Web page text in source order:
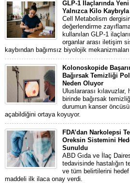
GLP-1 İlaçlarında
Yalnızca Kilo Kaybıyla
Cell Metabolism
değerlendirme
kullanılan GLP-1
organlar arası iletişim
kaybından bağımsız biyolojik
Kolonoskopide
Bağırsak Temizliği
Neden Oluyor
Uluslararası
birinde bağırsak
durumun kanser
açabildiğini ortaya koyuyor.
FDA’dan Narkolepsi
Oreksin Sistemini
Sunuldu
ABD Gıda ve İlaç
tedavisinde hastalığın
ve tüm belirtilerini
maddeli ilk ilaca onay verdi.